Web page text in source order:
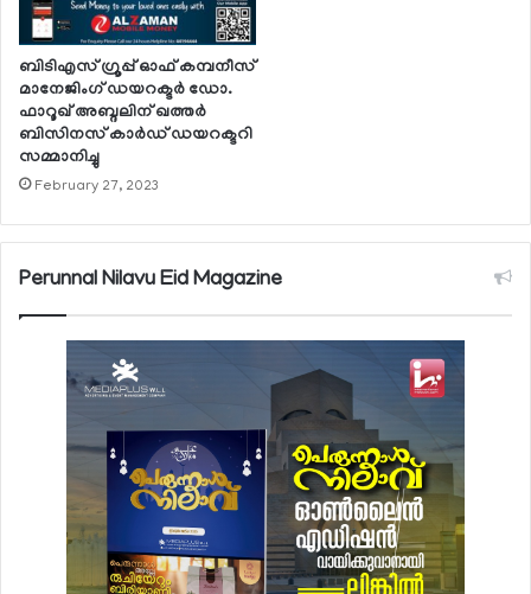
ബിടിഎസ് ഗ്രൂപ്പ് ഓഫ് കമ്പനീസ്
മാനേജിംഗ് ഡയറക്ടര്‍ ഡോ.
ഫാറൂഖ് അബ്ദലിന് ഖത്തര്‍
ബിസിനസ് കാര്‍ഡ് ഡയറക്ടറി
സമ്മാനിച്ചു
February 27, 2023
Perunnal Nilavu Eid Magazine